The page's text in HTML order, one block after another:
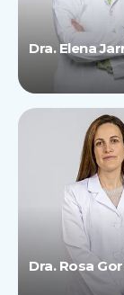
Dra. Elena
Dra. Rosa